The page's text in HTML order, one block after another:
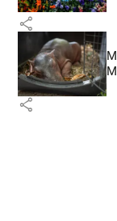
share
share